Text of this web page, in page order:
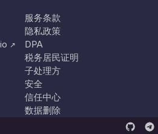
↗
服务条款
隐私政策
DPA
税务居民证明
子处理方
安全
信任中心
数据删除